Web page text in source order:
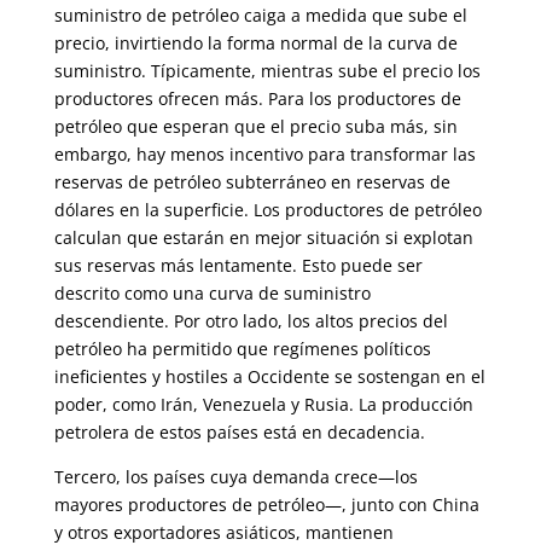
suministro de petróleo caiga a medida que sube el
precio, invirtiendo la forma normal de la curva de
suministro. Típicamente, mientras sube el precio los
productores ofrecen más. Para los productores de
petróleo que esperan que el precio suba más, sin
embargo, hay menos incentivo para transformar las
reservas de petróleo subterráneo en reservas de
dólares en la superficie. Los productores de petróleo
calculan que estarán en mejor situación si explotan
sus reservas más lentamente. Esto puede ser
descrito como una curva de suministro
descendiente. Por otro lado, los altos precios del
petróleo ha permitido que regímenes políticos
ineficientes y hostiles a Occidente se sostengan en el
poder, como Irán, Venezuela y Rusia. La producción
petrolera de estos países está en decadencia.
Tercero, los países cuya demanda crece—los
mayores productores de petróleo—, junto con China
y otros exportadores asiáticos, mantienen